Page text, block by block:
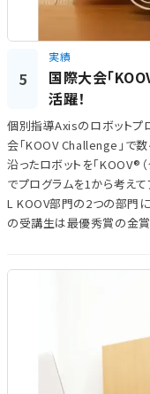
5
実績
国際大会「
活躍！
個別指導Axisのロボットプ
会「KOOV Challenge」で
沿ったロボットを「KOOV®
でプログラムを1から考え
L KOOV部門の2つの部門
の受講生は最優秀賞の金賞